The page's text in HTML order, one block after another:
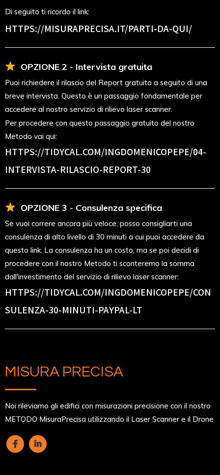
Di seguito ti ricordo il link:
HTTPS://MISURAPRECISA.IT/PARTI-DA-QUI/
OPZIONE 2 - Intervista gratuita
Puoi richiedere il rilascio del Report gratuito a seguito di una
breve intervista. Questo è un passaggio fondamentale per
accedere al nostro servizio di rilievo laser scanner.
Per procedere con questo passaggio gratuito del nostro
Metodo vai qui:
HTTPS://TIDYCAL.COM/INGDOMENICOPEPE/04-
INTERVISTA-RILASCIO-REPORT-30
OPZIONE 3 - Consulenza specifica
Se vuoi correre ancora più veloce, posso consigliarti una
consulenza di alto livello di 30 minuti a cui puoi accedere da
questo link. La consulenza ha un costo, ma se poi decidi di
procedere con il nostro Metodo ti sconteremo la somma
dall'investimento del servizio di rilievo laser scanner:
HTTPS://TIDYCAL.COM/INGDOMENICOPEPE/CON
SULENZA-30-MINUTI-PAYPAL-LT
MISURA PRECISA
Noi rileviamo gli edifici con misurazioni precisione con il nostro
METODO MisuraPrecisa utilizzando il Laser Scanner e il Drone